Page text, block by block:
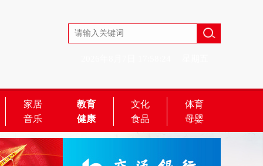
家居 教育 文化
体育
音乐 健康 食品 母婴